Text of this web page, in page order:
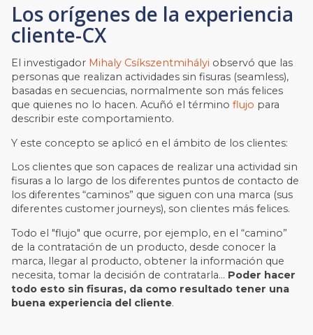
Los orígenes de la experiencia
cliente-CX
El investigador Mihaly Csíkszentmihályi observó que las
personas que realizan actividades sin fisuras (seamless),
basadas en secuencias, normalmente son más felices
que quienes no lo hacen. Acuñó el términoflujo para
describir este comportamiento.
Y este concepto se aplicó en el ámbito de los clientes:
Los clientes que son capaces de realizar una actividad sin
fisuras a lo largo de los diferentes puntos de contacto de
los diferentes “caminos” que siguen con una marca (sus
diferentes customer journeys), son clientes más felices.
Todo el "flujo" que ocurre, por ejemplo, en el “camino”
de la contratación de un producto, desde conocer la
marca, llegar al producto, obtener la información que
necesita, tomar la decisión de contratarla… Poder hacer
todo esto sin fisuras, da como resultado tener una
buena experiencia del cliente.